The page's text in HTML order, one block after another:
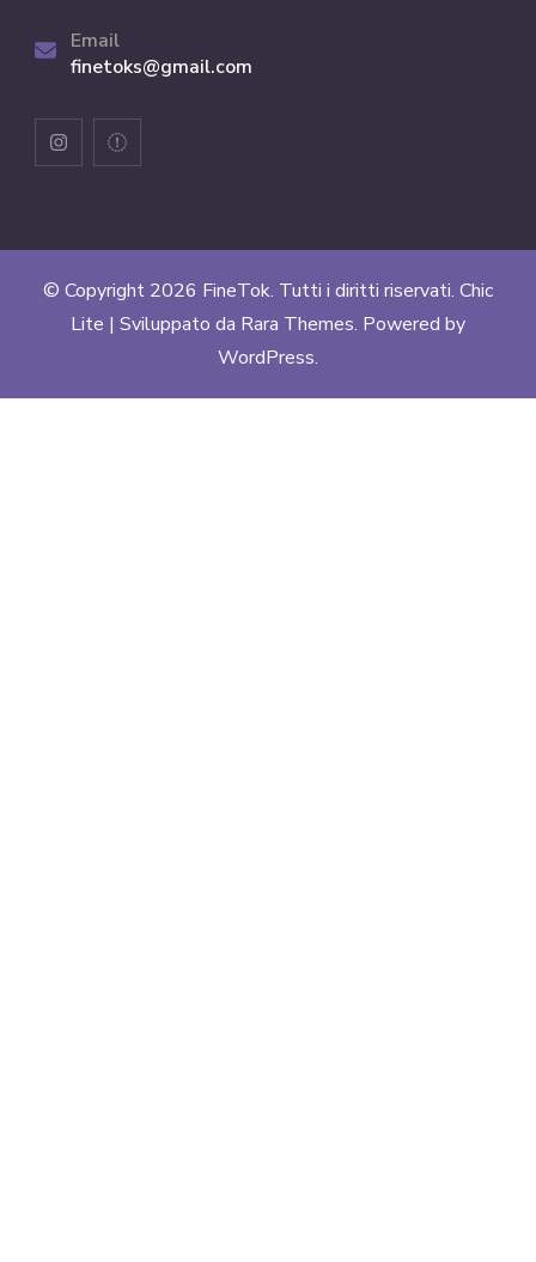
Email
finetoks@gmail.com
© Copyright 2026 FineTok. Tutti i diritti riservati. Chic
Lite | Sviluppato da Rara Themes. Powered by
WordPress.